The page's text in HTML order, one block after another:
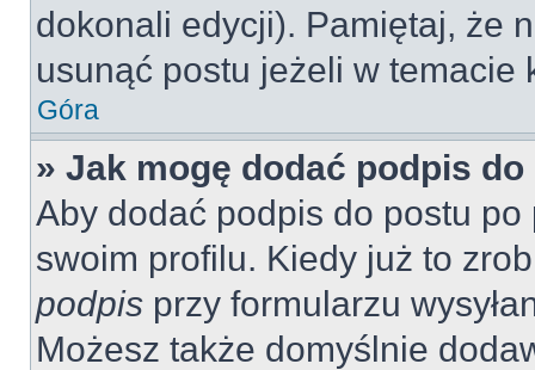
dokonali edycji). Pamiętaj, że
usunąć postu jeżeli w temacie
Góra
» Jak mogę dodać podpis
Aby dodać podpis do postu
swoim profilu. Kiedy już to
podpis przy formularzu
Możesz także domyślnie